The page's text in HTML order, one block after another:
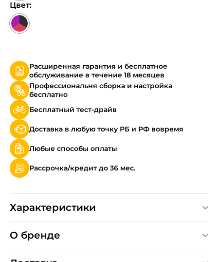
Цвет:
Расширенная гарантия и бесплатное
обслуживание в течение 18 месяцев
Профессиональня сборка и настройка
бесплатно
Бесплатный тест-драйв
Доставка в любую точку РБ и РФ вовремя
Любые способы оплаты
Рассрочка/кредит до 36 мес.
Характеристики
О бренде